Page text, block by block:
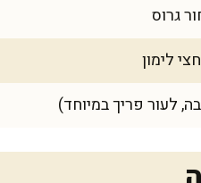
גרוס
לימון
לעור פריך במיוחד)